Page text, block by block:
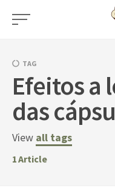
Skip
TAG
Efeitos a
das
View all tags
1Article